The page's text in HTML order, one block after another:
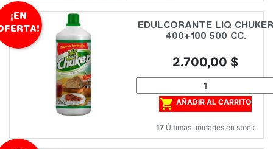
EDULCORANTE LIQ CHUKER
400+100 500 CC.
Precio
2.700,00 $
 AÑADIR AL CARRITO
17 Últimas unidades en stock
¡EN